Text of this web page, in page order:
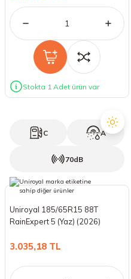
Stokta 1 Adet ürün var
C A
70dB
Uniroyal 185/65R15 88T
RainExpert 5 (Yaz) (2026)
3.035,18 TL